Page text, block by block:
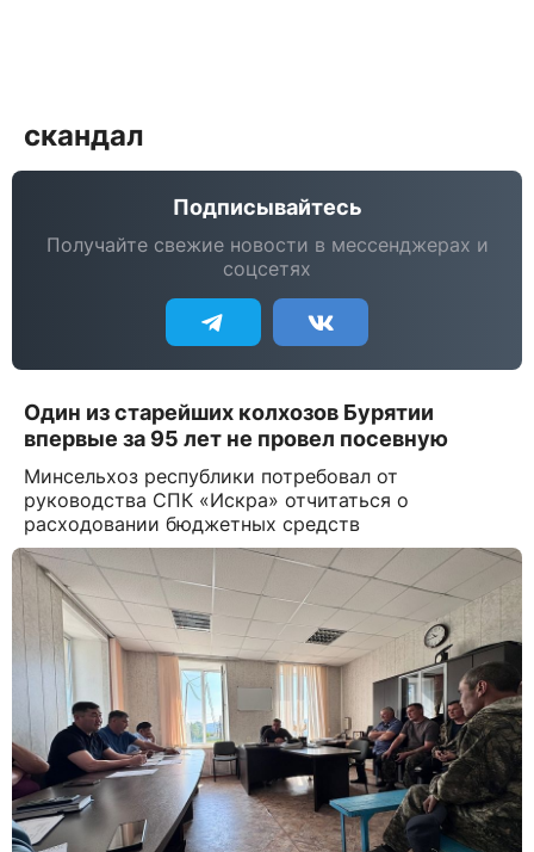
скандал
Подписывайтесь
Получайте свежие новости в мессенджерах и
соцсетях
Один из старейших колхозов Бурятии
впервые за 95 лет не провел посевную
Минсельхоз республики потребовал от
руководства СПК «Искра» отчитаться о
расходовании бюджетных средств